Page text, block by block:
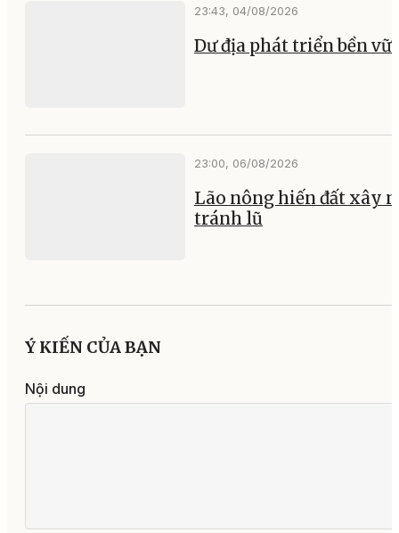
23:43, 04/08/2026
Dư địa phát triển bền
23:00, 06/08/2026
Lão nông hiến đất xây
tránh lũ
Ý KIẾN CỦA BẠN
Nội dung